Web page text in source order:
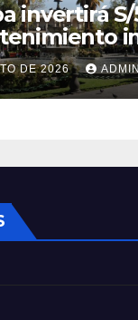
invertirá
de Armas
DE 2026